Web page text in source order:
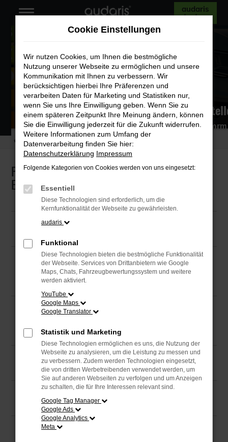
Zum
audaris
testen
PKW-Label im audaris System
Einfache Eingabe, 100 % gesetzeskonform
Startseite Digitales Marketing PKW-Label im audaris System erstellen
PKW-Label im audaris System erstellen –
Einfache und Schnell
Was ist das PKW-Label
PKW-Label mit dem audaris FMS
erstellen – so funktioniert’s
Gesetzliche Grundlagen und
Verbindlichkeit
Vorteile für Verbraucher
Kritik am aktuellen System
Zukunft des PKW-Labels
Cookie Einstellungen
Wir nutzen Cookies, um Ihnen die bestmögliche
Nutzung unserer Webseite zu ermöglichen und unsere
Kommunikation mit Ihnen zu verbessern. Wir
berücksichtigen hierbei Ihre Präferenzen und
verarbeiten Daten für Marketing und Statistiken nur,
wenn Sie uns Ihre Einwilligung geben. Wenn Sie zu
einem späteren Zeitpunkt Ihre Meinung ändern, können
Sie die Einwilligung jederzeit für die Zukunft widerrufen.
Weitere Informationen zum Umfang der
Datenverarbeitung finden Sie hier:
Datenschutzerklärung Impressum
Folgende Kategorien von Cookies werden von uns eingesetzt:
Essentiell
Diese Technologien sind erforderlich, um die
Kernfunktionalität der Webseite zu gewährleisten.
audaris
Funktional
Diese Technologien bieten die bestmögliche Funktionalität
der Webseite. Services von Drittanbietern wie Google
Maps, Chats, Fahrzeugbewertungssystem und weitere
werden aktiviert.
YouTube
Google Maps
Google Translator
Statistik und Marketing
Diese Technologien ermöglichen es uns, die Nutzung der
Webseite zu analysieren, um die Leistung zu messen und
zu verbessern. Zudem werden Technologien eingesetzt,
die von dritten Werbetreibenden verwendet werden, um
Sie auf anderen Webseiten zu verfolgen und um Anzeigen
zu schalten, die für Ihre Interessen relevant sind.
Google Tag Manager
Google Ads
Google Analytics
Meta